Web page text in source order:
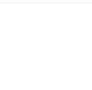
piattaforme e dApp.